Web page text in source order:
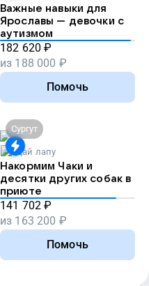
Важные навыки для
Ярославы — девочки с
аутизмом
182 620 ₽
из 188 000 ₽
Помочь
Сургут
Дай лапу
Накормим Чаки и
десятки других собак в
приюте
141 702 ₽
из 163 200 ₽
Помочь